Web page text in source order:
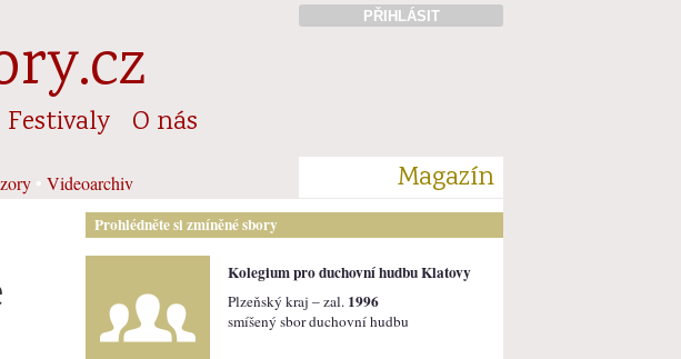
PŘIHLÁSIT
Festivaly O nás
Videoarchiv Magazín
Prohlédněte si zmíněné sbory
Kolegium pro duchovní hudbu Klatovy
Plzeňský kraj – zal. 1996
smíšený sbor duchovní hudbu